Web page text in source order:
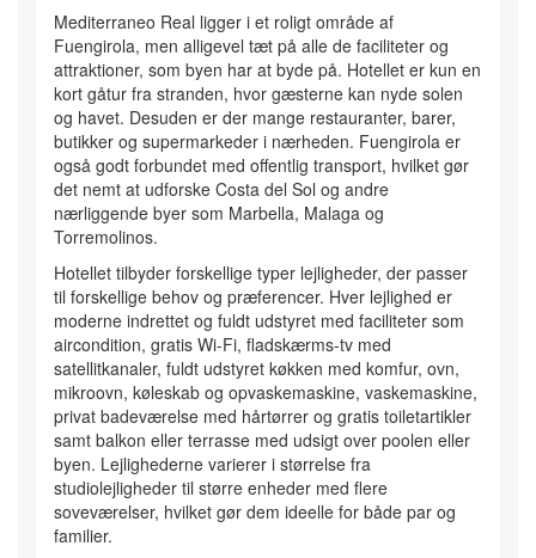
Mediterraneo Real ligger i et roligt område af
Fuengirola, men alligevel tæt på alle de faciliteter og
attraktioner, som byen har at byde på. Hotellet er kun en
kort gåtur fra stranden, hvor gæsterne kan nyde solen
og havet. Desuden er der mange restauranter, barer,
butikker og supermarkeder i nærheden. Fuengirola er
også godt forbundet med offentlig transport, hvilket gør
det nemt at udforske Costa del Sol og andre
nærliggende byer som Marbella, Malaga og
Torremolinos.
Hotellet tilbyder forskellige typer lejligheder, der passer
til forskellige behov og præferencer. Hver lejlighed er
moderne indrettet og fuldt udstyret med faciliteter som
aircondition, gratis Wi-Fi, fladskærms-tv med
satellitkanaler, fuldt udstyret køkken med komfur, ovn,
mikroovn, køleskab og opvaskemaskine, vaskemaskine,
privat badeværelse med hårtørrer og gratis toiletartikler
samt balkon eller terrasse med udsigt over poolen eller
byen. Lejlighederne varierer i størrelse fra
studiolejligheder til større enheder med flere
soveværelser, hvilket gør dem ideelle for både par og
familier.